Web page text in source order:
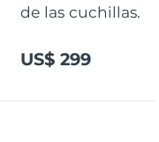
de las cuchillas.
US$ 299